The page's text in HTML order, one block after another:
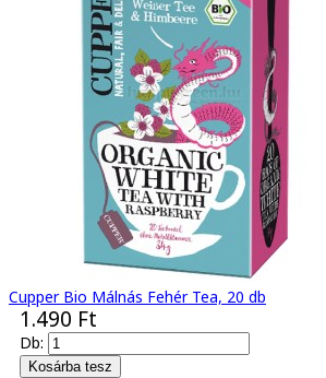
Cupper Bio Málnás Fehér Tea, 20 db
1.490 Ft
Db: